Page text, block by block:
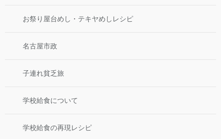
お祭り屋台めし・テキヤめしレシピ
名古屋市政
子連れ貧乏旅
学校給食について
学校給食の再現レシピ